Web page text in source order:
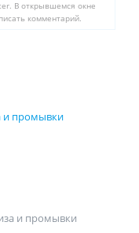
В открывшемся окне
комментарий.
и промывки